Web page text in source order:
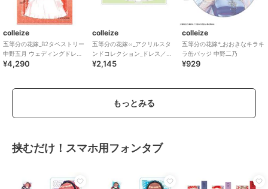
colleize
五等分の花嫁_B2タペストリー
中野五月 ウェディングドレス
ver.
¥4,290
colleize
五等分の花嫁∽_アクリルスタ
ンドコレクション_ドレス／中
野四葉
¥2,145
colleize
五等分の花嫁*_おおきなキラキ
ラ缶バッジ 中野二乃
¥929
もっとみる
挟むだけ！スマホ用フォンタブ